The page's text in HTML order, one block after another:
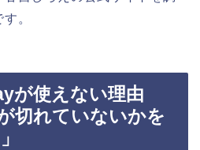
。
が使えない理由
切れていないかを